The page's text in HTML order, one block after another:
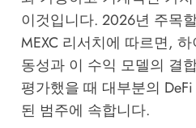
이것입니다. 2026년 주목
MEXC 리서치에 따르면,
동성과 이 수익 모델의 결
평가했을 때 대부분의
된 범주에 속합니다.